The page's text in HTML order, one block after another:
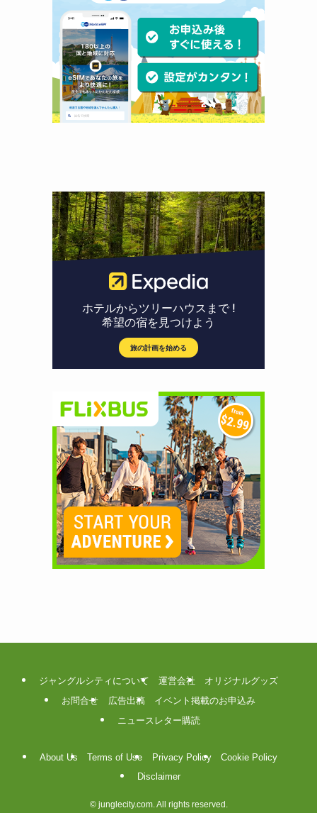
ジャングルシティについて 運営会社
オリジナルグッズ
お問合せ
広告出稿
イベント掲載のお申込み
ニュースレター購読
About Us Terms of Use Privacy Policy
Cookie Policy
Disclaimer
©junglecity.com. All rights reserved.